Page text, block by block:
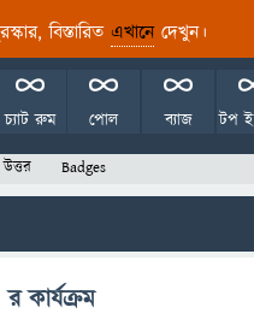
বিস্তারিত এখানেদেখুন।
টপ
ব্যাজ
পোল
চ্যাট রুম
Badges
কার্যক্রম